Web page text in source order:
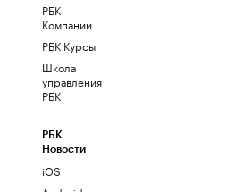
РБК
Компании
РБК Курсы
Школа
управления
РБК
РБК
Новости
iOS